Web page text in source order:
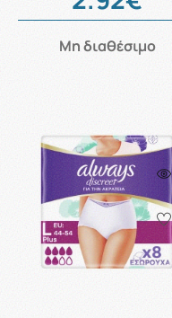
Μη διαθέσιμο